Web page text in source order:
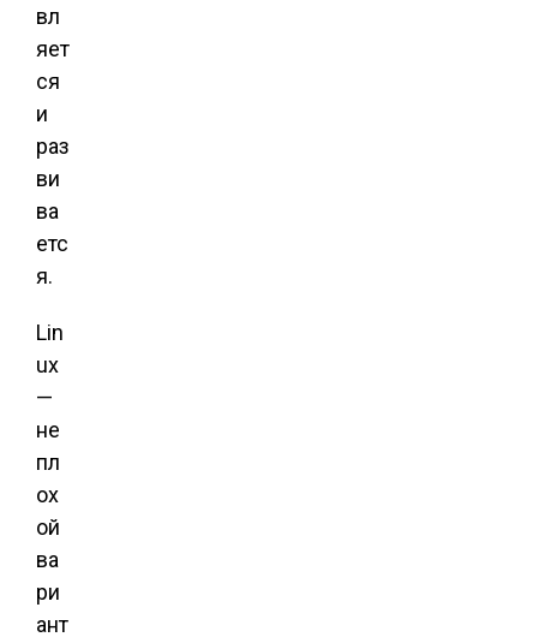
вл
яет
ся
и
раз
ви
ва
етс
я.
Lin
ux
—
не
пл
ох
ой
ва
ри
ант